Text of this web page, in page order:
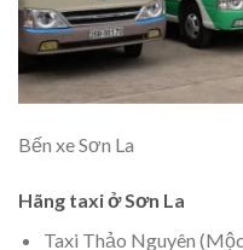
Bến xe Sơn La
Hãng taxi ở Sơn La
Taxi Thảo Nguyên